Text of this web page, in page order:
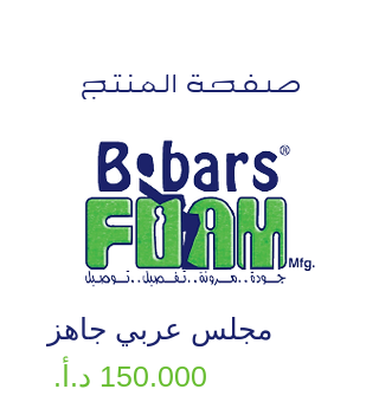
صفحة المنتج
مجلس عربي جاهز